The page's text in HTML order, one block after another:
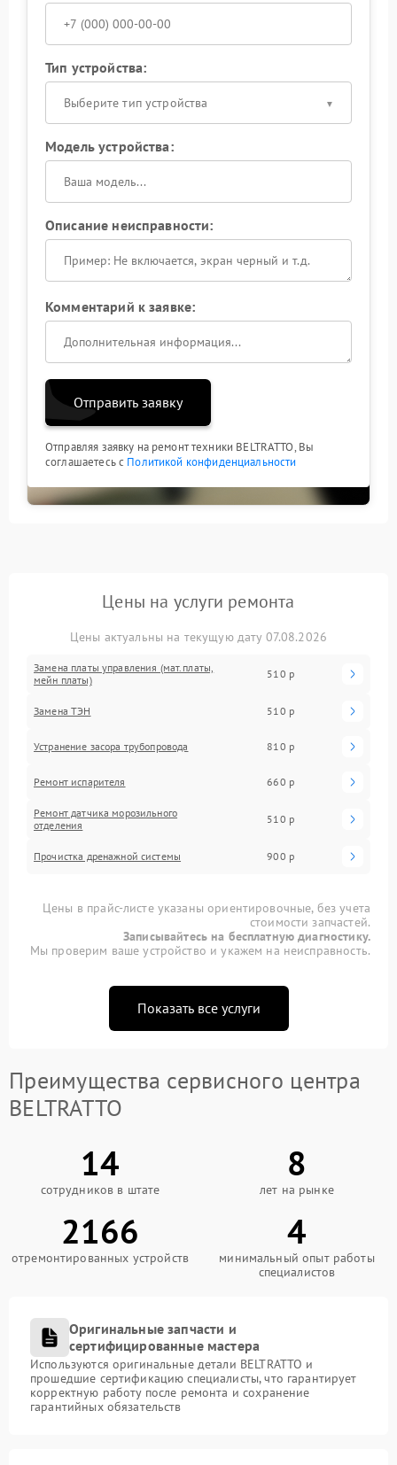
Тип устройства:
Выберите тип устройства
Модель устройства:
Описание неисправности:
Комментарий к заявке:
Отправить заявку
Отправляя заявку на ремонт техники BELTRATTO, Вы
соглашаетесь с Политикой конфиденциальности
Цены на услуги ремонта
Цены актуальны на текущую дату 07.08.2026
Замена платы управления (мат.платы,
мейн платы)
510 р
Замена ТЭН 510 р
Устранение засора трубопровода 810 р
Ремонт испарителя 660 р
Ремонт датчика морозильного
отделения
510 р
Прочистка дренажной системы 900 р
Цены в прайс-листе указаны ориентировочные, без учета
стоимости запчастей.
Записывайтесь на бесплатную диагностику.
Мы проверим ваше устройство и укажем на неисправность.
Показать все услуги
Преимущества сервисного центра
BELTRATTO
14
сотрудников в штате
8
лет на рынке
2166
отремонтированных устройств
4
минимальный опыт работы
специалистов
Оригинальные запчасти и
сертифицированные мастера
Используются оригинальные детали BELTRATTO и
прошедшие сертификацию специалисты, что гарантирует
корректную работу после ремонта и сохранение
гарантийных обязательств